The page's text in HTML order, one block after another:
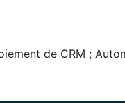
de CRM ;